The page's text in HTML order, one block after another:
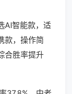
AI智能款，适
款，操作简
合胜率提升